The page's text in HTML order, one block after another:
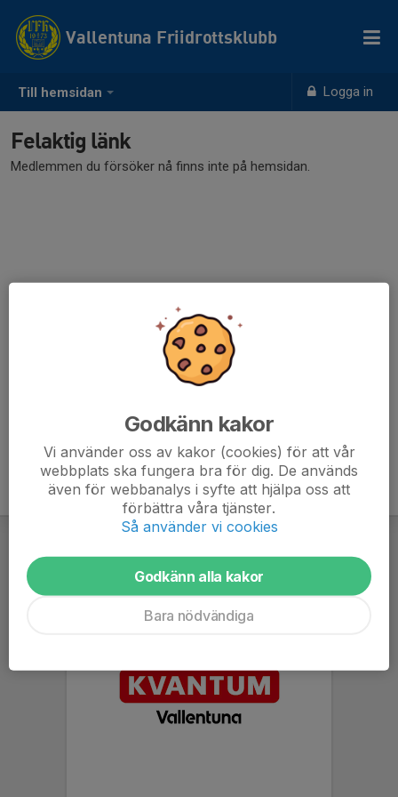
Till hemsidan Logga in
Vallentuna Friidrottsklubb
Felaktig länk
Medlemmen du försöker nå finns inte på hemsidan.
Godkänn kakor
Vi använder oss av kakor (cookies) för att vår
webbplats ska fungera bra för dig. De används
även för webbanalys i syfte att hjälpa oss att
förbättra våra tjänster.
Så använder vi cookies
Godkänn alla kakor
Bara nödvändiga